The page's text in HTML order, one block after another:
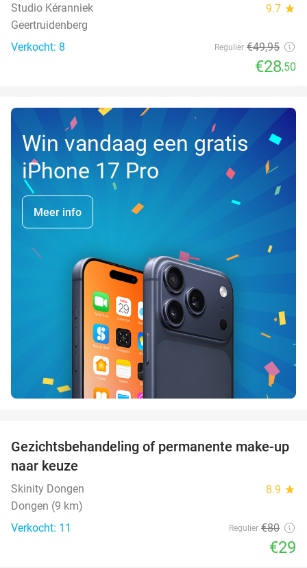
Studio Kéranniek 9.7 star
Geertruidenberg
Verkocht: 8
Regulier €49,95
€28,50
Win vandaag een gratis
iPhone 17 Pro
Meer info
64%
Gezichtsbehandeling of permanente make-up
naar keuze
Skinity Dongen 8.9 star
Dongen (9 km)
Verkocht: 11
Regulier €80
€29